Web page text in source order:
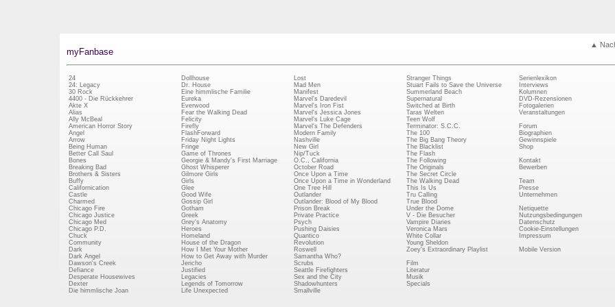
▲
myFanbase
24
24: Legacy
30 Rock
4400 - Die Rückkehrer
Akte X
Alias
Ally McBeal
American Horror Story
Angel
Arrow
Being Human
Better Call Saul
Bones
Breaking Bad
Brothers & Sisters
Buffy
Californication
Castle
Charmed
Chicago Fire
Chicago Justice
Chicago Med
Chicago P.D.
Chuck
Community
Dark
Dark Angel
Dawson's Creek
Defiance
Desperate Housewives
Dexter
Die himmlische Joan
Dollhouse
Dr. House
Eine himmlische Familie
Eureka
Everwood
Fear the Walking Dead
Felicity
Firefly
FlashForward
Friday Night Lights
Fringe
Game of Thrones
Georgie & Mandy's First Marriage
Ghost Whisperer
Gilmore Girls
Girls
Glee
Good Wife
Gossip Girl
Gotham
Greek
Grey's Anatomy
Heroes
Homeland
House of the Dragon
How I Met Your Mother
How to Get Away with Murder
Jericho
Justified
Legacies
Legends of Tomorrow
Life Unexpected
Lost
Mad Men
Manifest
Marvel's Daredevil
Marvel's Iron Fist
Marvel's Jessica Jones
Marvel's Luke Cage
Marvel's The Defenders
Modern Family
Nashville
New Girl
Nip/Tuck
O.C., California
October Road
Once Upon a Time
Once Upon a Time in Wonderland
One Tree Hill
Outlander
Outlander: Blood of My Blood
Prison Break
Private Practice
Psych
Pushing Daisies
Quantico
Revolution
Roswell
Samantha Who?
Scrubs
Seattle Firefighters
Sex and the City
Shadowhunters
Smallville
Stranger Things
Stuart Fails to Save the Universe
Summerland Beach
Supernatural
Switched at Birth
Taras Welten
Teen Wolf
Terminator: S.C.C.
The 100
The Big Bang Theory
The Blacklist
The Flash
The Following
The Originals
The Secret Circle
The Walking Dead
This Is Us
Tru Calling
True Blood
Under the Dome
V - Die Besucher
Vampire Diaries
Veronica Mars
White Collar
Young Sheldon
Zoey's Extraordinary Playlist
Film
Literatur
Musik
Specials
Serienlexikon
Interviews
Kolumnen
DVD-Rezensionen
Fotogalerien
Veranstaltungen
Forum
Biographien
Gewinnspiele
Shop
Kontakt
Bewerben
Team
Presse
Unternehmen
Netiquette
Nutzungsbedingungen
Datenschutz
Cookie-Einstellungen
Impressum
Mobile Version